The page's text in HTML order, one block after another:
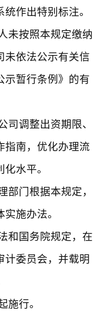
作出特别标注。
按照本规定缴纳
未依法公示有关信
示暂行条例》的有
调整出资期限、
指南，优化办理流
水平。
门根据本规定，
施办法。
国务院规定，在
计委员会，并载明
行。